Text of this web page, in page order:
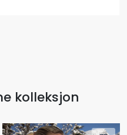
kolleksjon